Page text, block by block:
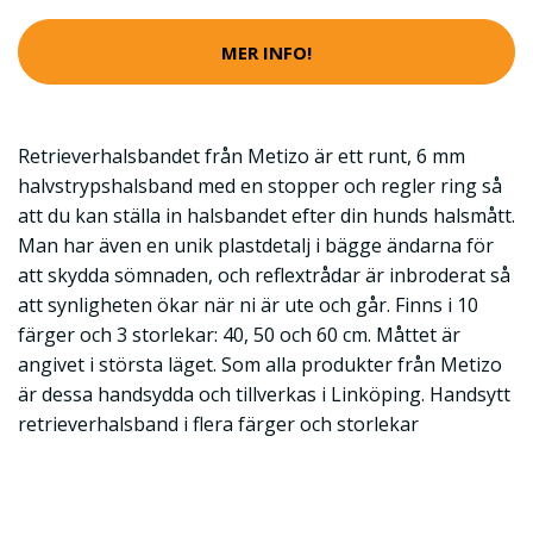
MER INFO!
Retrieverhalsbandet från Metizo är ett runt, 6 mm
halvstrypshalsband med en stopper och regler ring så
att du kan ställa in halsbandet efter din hunds halsmått.
Man har även en unik plastdetalj i bägge ändarna för
att skydda sömnaden, och reflextrådar är inbroderat så
att synligheten ökar när ni är ute och går. Finns i 10
färger och 3 storlekar: 40, 50 och 60 cm. Måttet är
angivet i största läget. Som alla produkter från Metizo
är dessa handsydda och tillverkas i Linköping. Handsytt
retrieverhalsband i flera färger och storlekar